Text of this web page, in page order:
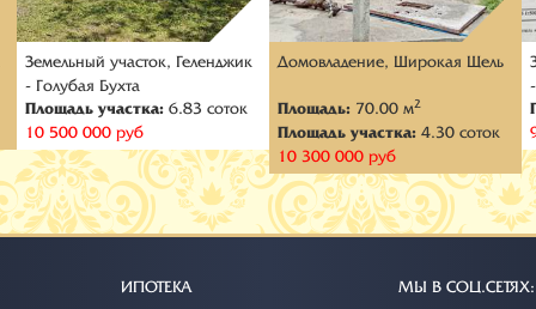
Земельный участок, Геленджик
- Голубая Бухта
Площадь участка:6.83 соток
10 500 000 руб
Домовладение, Широкая Щель
Площадь: 70.00 м2
Площадь участка:4.30 соток
10 300 000 руб
ИПОТЕКА МЫ В СОЦ.СЕТЯХ: